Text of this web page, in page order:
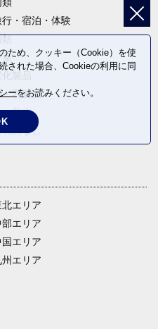
行・宿泊・体験
乳製品
穀物
礼品なし
北エリア
部エリア
国エリア
州エリア
ため、クッキー（Cookie）を使
された場合、Cookieの利用に同
ーをお読みください。